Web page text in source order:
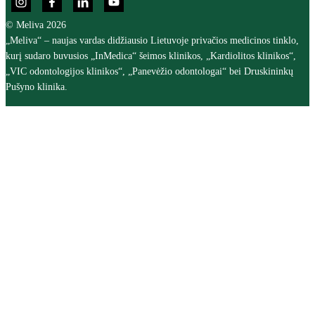
© Meliva 2026
„Meliva“ – naujas vardas didžiausio Lietuvoje privačios medicinos tinklo,
kurį sudaro buvusios „InMedica“ šeimos klinikos, „Kardiolitos klinikos“,
„VIC odontologijos klinikos“, „Panevėžio odontologai“ bei Druskininkų
Pušyno klinika.